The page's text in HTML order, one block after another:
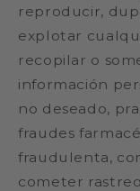
reproducir,
explotar
recopilar o
información
no deseado,
fraudes
fraudulenta,
cometer